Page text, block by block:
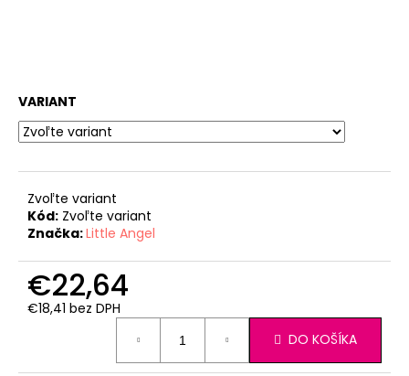
VARIANT
Zvoľte variant
Kód: Zvoľte variant
Značka:Little Angel
€22,64
€18,41 bez DPH
DO KOŠÍKA